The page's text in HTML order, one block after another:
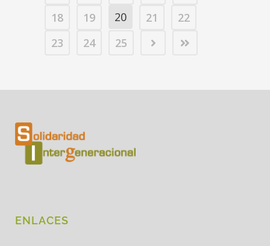
18
19 20 21
22
23
24 25
ENLACES